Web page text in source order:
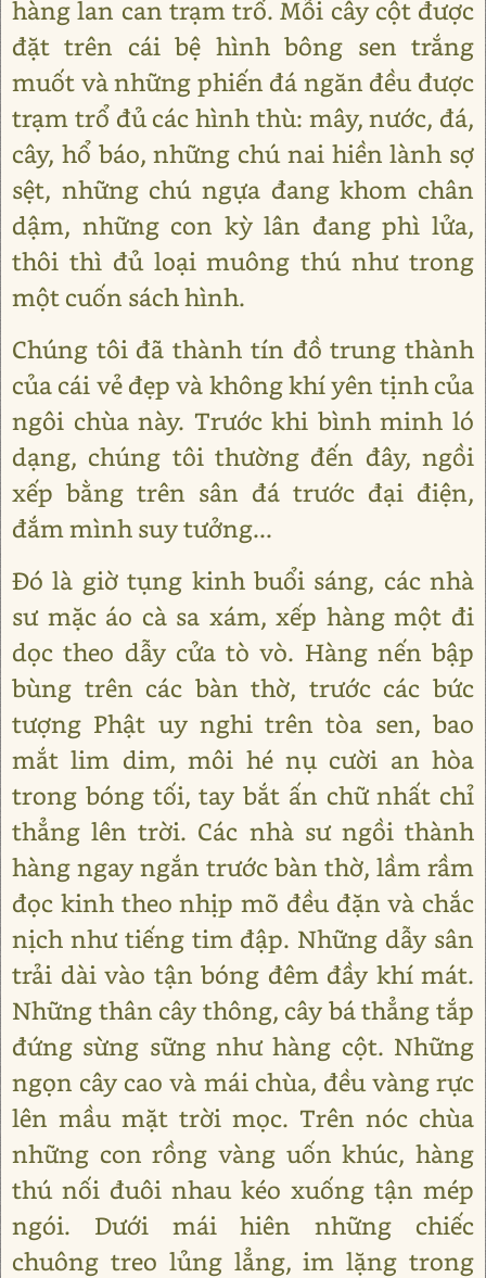
hàng lan can trạm trổ. Mỗi cây cột được
đặt trên cái bệ hình bông sen trắng
muốt và những phiến đá ngăn đều được
trạm trổ đủ các hình thù: mây, nước, đá,
cây, hổ báo, những chú nai hiền lành sợ
sệt, những chú ngựa đang khom chân
dậm, những con kỳ lân đang phì lửa,
thôi thì đủ loại muông thú như trong
một cuốn sách hình.
Chúng tôi đã thành tín đồ trung thành
của cái vẻ đẹp và không khí yên tịnh của
ngôi chùa này. Trước khi bình minh ló
dạng, chúng tôi thường đến đây, ngồi
xếp bằng trên sân đá trước đại điện,
đắm mình suy tưởng...
Đó là giờ tụng kinh buổi sáng, các nhà
sư mặc áo cà sa xám, xếp hàng một đi
dọc theo dẫy cửa tò vò. Hàng nến bập
bùng trên các bàn thờ, trước các bức
tượng Phật uy nghi trên tòa sen, bao
mắt lim dim, môi hé nụ cười an hòa
trong bóng tối, tay bắt ấn chữ nhất chỉ
thẳng lên trời. Các nhà sư ngồi thành
hàng ngay ngắn trước bàn thờ, lầm rầm
đọc kinh theo nhịp mõ đều đặn và chắc
nịch như tiếng tim đập. Những dẫy sân
trải dài vào tận bóng đêm đầy khí mát.
Những thân cây thông, cây bá thẳng tắp
đứng sừng sững như hàng cột. Những
ngọn cây cao và mái chùa, đều vàng rực
lên mầu mặt trời mọc. Trên nóc chùa
những con rồng vàng uốn khúc, hàng
thú nối đuôi nhau kéo xuống tận mép
ngói. Dưới mái hiên những chiếc
chuông treo lủng lẳng, im lặng trong